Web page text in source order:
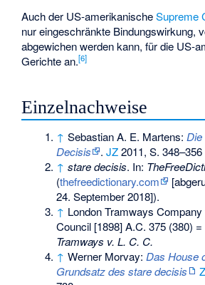
Auch der US-amerikanischeSupreme
nur eingeschränkte Bindungswirkung,
abgewichen werden kann, für die US-
Gerichte an.[6]
Einzelnachweise
↑ Sebastian A. E. Martens:Die
Decisis
.JZ2011, S. 348–356
↑ stare decisis. In:
(thefreedictionary.com
24. September 2018]).
↑ London Tramways
Council [1898] A.C. 375 (380) =
Tramways v. L. C. C.
↑ Werner Morvay:Das House
Grundsatz des stare decisis